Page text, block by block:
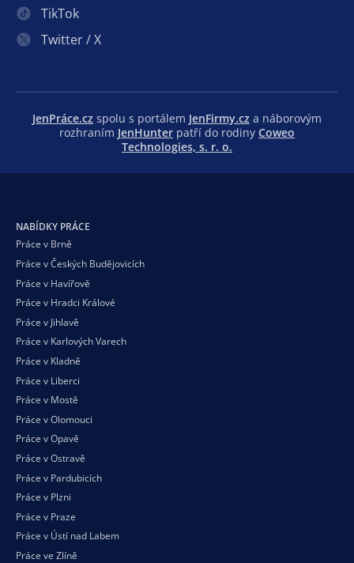
TikTok
Twitter / X
JenPráce.cz spolu s portálem JenFirmy.cz a náborovým
rozhraním JenHunter patří do rodiny Coweo
Technologies, s. r. o.
NABÍDKY PRÁCE
Práce v Brně
Práce v Českých Budějovicích
Práce v Havířově
Práce v Hradci Králové
Práce v Jihlavě
Práce v Karlových Varech
Práce v Kladně
Práce v Liberci
Práce v Mostě
Práce v Olomouci
Práce v Opavě
Práce v Ostravě
Práce v Pardubicích
Práce v Plzni
Práce v Praze
Práce v Ústí nad Labem
Práce ve Zlíně